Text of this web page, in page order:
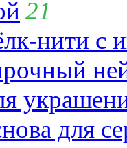
21
нити с
для